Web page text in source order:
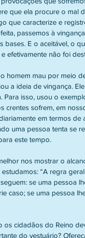
que ela procure o mal
que caracterize e
passemos à
bases. E o aceitável, o
efetivamente não foi
a ideia de vingança.
isso, usou o
sofrem, em
em termos de
uma pessoa tenta se
este tempo.
“A regra
se uma pessoa
caso; se uma pessoa
do vestuário?